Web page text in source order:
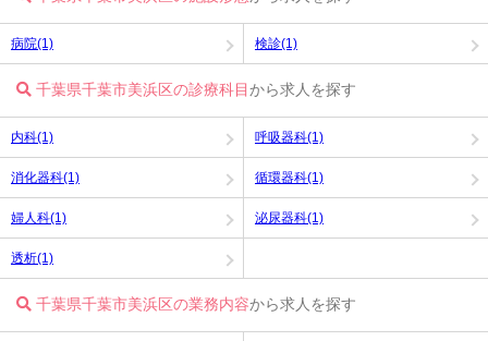
病院(1) 検診(1)
千葉県千葉市美浜区の診療科目から求人を探す
内科(1) 呼吸器科(1)
消化器科(1) 循環器科(1)
婦人科(1) 泌尿器科(1)
透析(1)
千葉県千葉市美浜区の業務内容から求人を探す